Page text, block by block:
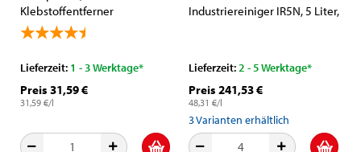
Klebstoffentferner
Lieferzeit: 1 - 3 Werktage*
Preis 31,59 €
31,59 €/l
Industriereiniger IR5N, 5 Liter,
Lieferzeit:2 - 5 Werktage*
Preis 241,53 €
48,31 €/l
3Varianten erhältlich